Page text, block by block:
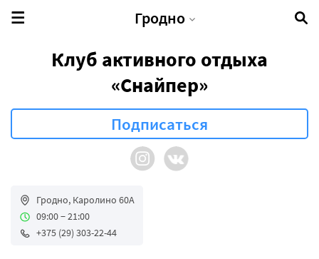
Гродно
Клуб активного отдыха
«Снайпер»
Гродно, Каролино 60А
09:00 − 21:00
+375 (29) 303-22-44